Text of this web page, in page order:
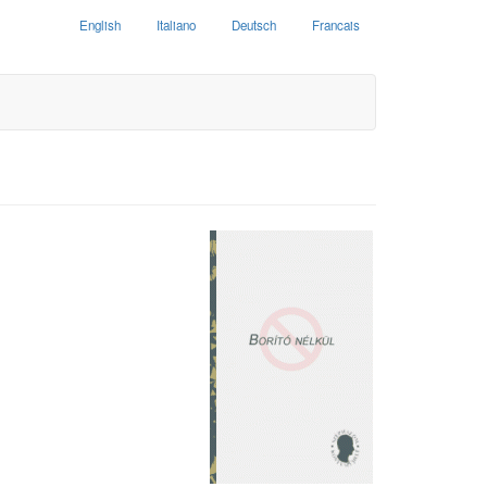
English Italiano Deutsch Francais